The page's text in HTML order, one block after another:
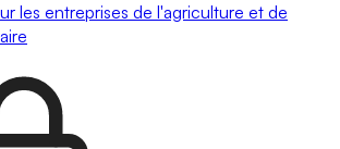
les entreprises de l'agriculture et de